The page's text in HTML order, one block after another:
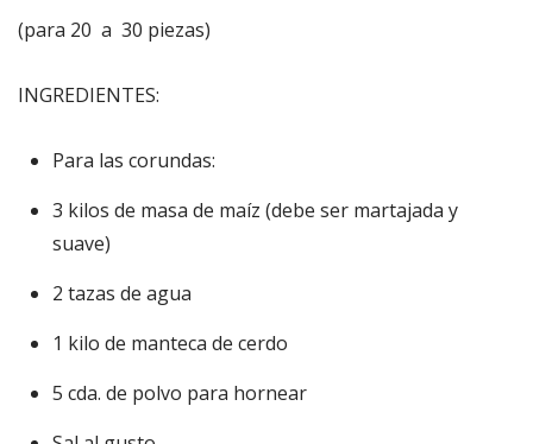
(para 20 a 30 piezas)
INGREDIENTES:
Para las corundas:
3 kilos de masa de maíz (debe ser martajada y
suave)
2 tazas de agua
1 kilo de manteca de cerdo
5 cda. de polvo para hornear